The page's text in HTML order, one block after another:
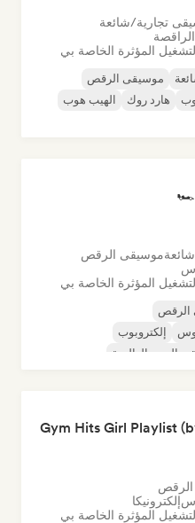
تجارية/شائعة
المؤثرة الخاصة بي
موسيقى الرقص
هارد روك
الهيب هوب
موسيقى الرقص
المؤثرة الخاصة بي
الرقص
إلكتروبوب
البوب العالمية
Gym Hits Girl Playlist
إلكترونيكا
المؤثرة الخاصة بي